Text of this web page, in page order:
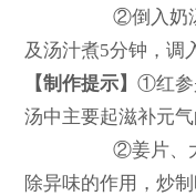
②倒入奶汤煮
及汤汁煮5分钟，调
【制作提示】①红参
汤中主要起滋补元
②姜片、大蒜、
除异味的作用，炒